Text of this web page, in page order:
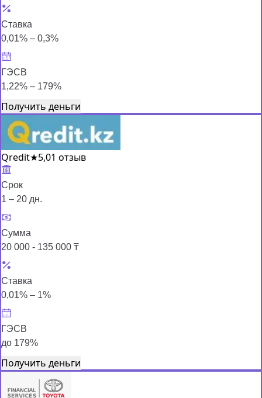
Ставка
0,01% – 0,3%
ГЭСВ
1,22% – 179%
Получить деньги
Qredit★5,01 отзыв
Срок
1 – 20 дн.
Сумма
20 000 - 135 000 ₸
Ставка
0,01% – 1%
ГЭСВ
до 179%
Получить деньги